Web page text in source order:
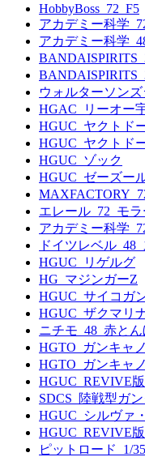
HobbyBoss_72_F5
アカデミー科学
アカデミー科学
ウォルターソン
HGAC_リーオー
HGUC_ヤクトド
HGUC_ヤクトド
HGUC_ゾック
HGUC_ゼーズー
エレール_72_モ
アカデミー科学
ドイツレベル
HGUC_リゲルグ
HG_マジンガーZ
HGUC_サイコガ
HGUC_ザクマリ
ニチモ_48_赤と
HGTO_ガンキャ
HGTO_ガンキャ
HGUC_REVIVE
SDCS_陸戦型ガ
HGUC_シルヴァ
HGUC_REVIVE
ピットロード_1/